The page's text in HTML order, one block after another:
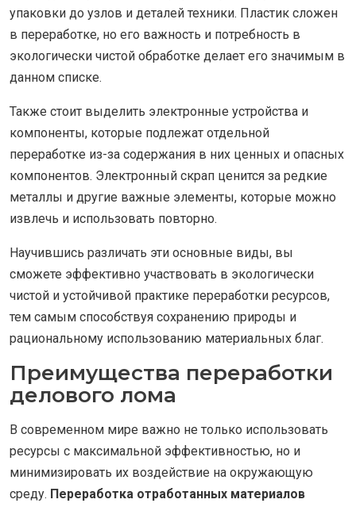
упаковки до узлов и деталей техники. Пластик сложен
в переработке, но его важность и потребность в
экологически чистой обработке делает его значимым в
данном списке.
Также стоит выделить электронные устройства и
компоненты, которые подлежат отдельной
переработке из-за содержания в них ценных и опасных
компонентов. Электронный скрап ценится за редкие
металлы и другие важные элементы, которые можно
извлечь и использовать повторно.
Научившись различать эти основные виды, вы
сможете эффективно участвовать в экологически
чистой и устойчивой практике переработки ресурсов,
тем самым способствуя сохранению природы и
рациональному использованию материальных благ.
Преимущества переработки
делового лома
В современном мире важно не только использовать
ресурсы с максимальной эффективностью, но и
минимизировать их воздействие на окружающую
среду. Переработка отработанных материалов